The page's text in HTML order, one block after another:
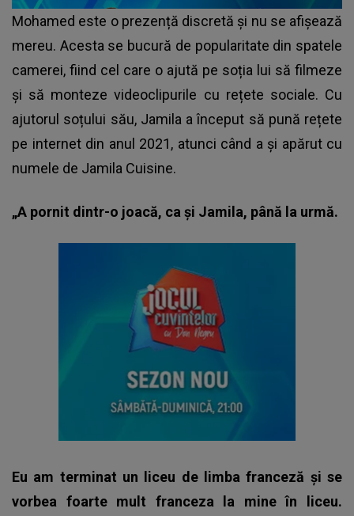
Mohamed este o prezență discretă și nu se afișează
mereu. Acesta se bucură de popularitate din spatele
camerei, fiind cel care o ajută pe soția lui să filmeze
și să monteze videoclipurile cu rețete sociale. Cu
ajutorul soțului său, Jamila a început să pună rețete
pe internet din anul 2021, atunci când a și apărut cu
numele de Jamila Cuisine.
„A pornit dintr-o joacă, ca și Jamila, până la urmă.
Eu am terminat un liceu de limba franceză și se
vorbea foarte mult franceza la mine în liceu.